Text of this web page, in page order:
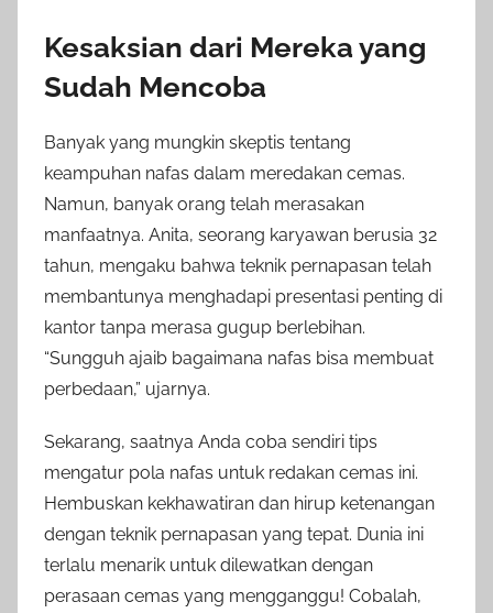
Kesaksian dari Mereka yang
Sudah Mencoba
Banyak yang mungkin skeptis tentang
keampuhan nafas dalam meredakan cemas.
Namun, banyak orang telah merasakan
manfaatnya. Anita, seorang karyawan berusia 32
tahun, mengaku bahwa teknik pernapasan telah
membantunya menghadapi presentasi penting di
kantor tanpa merasa gugup berlebihan.
“Sungguh ajaib bagaimana nafas bisa membuat
perbedaan,” ujarnya.
Sekarang, saatnya Anda coba sendiri tips
mengatur pola nafas untuk redakan cemas ini.
Hembuskan kekhawatiran dan hirup ketenangan
dengan teknik pernapasan yang tepat. Dunia ini
terlalu menarik untuk dilewatkan dengan
perasaan cemas yang mengganggu! Cobalah,